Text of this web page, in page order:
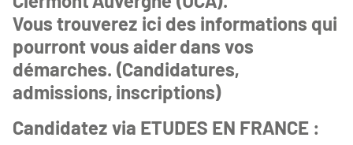
Vous trouverez ici des informations qui
pourront vous aider dans vos
démarches. (Candidatures,
admissions, inscriptions)
Candidatez via ETUDES EN FRANCE :